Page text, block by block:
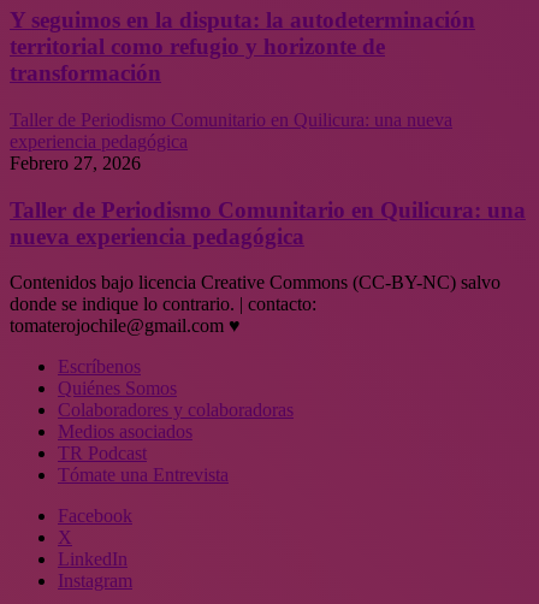
Y seguimos en la disputa: la autodeterminación
territorial como refugio y horizonte de
transformación
Taller de Periodismo Comunitario en Quilicura: una nueva
experiencia pedagógica
Febrero 27, 2026
Taller de Periodismo Comunitario en Quilicura: una
nueva experiencia pedagógica
Contenidos bajo licencia Creative Commons (CC-BY-NC) salvo
donde se indique lo contrario. | contacto:
tomaterojochile@gmail.com ♥
Escríbenos
Quiénes Somos
Colaboradores y colaboradoras
Medios asociados
TR Podcast
Tómate una Entrevista
Facebook
X
LinkedIn
Instagram